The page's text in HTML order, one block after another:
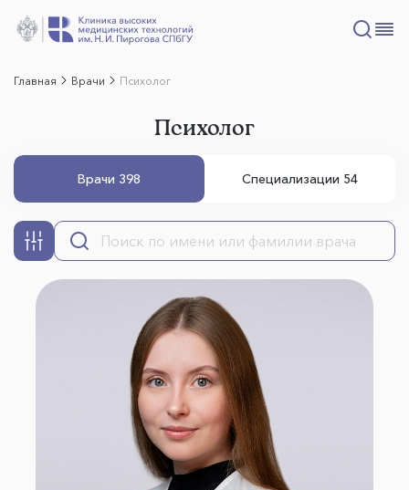
Главная Врачи Психолог
Психолог
Врачи 398 Специализации 54